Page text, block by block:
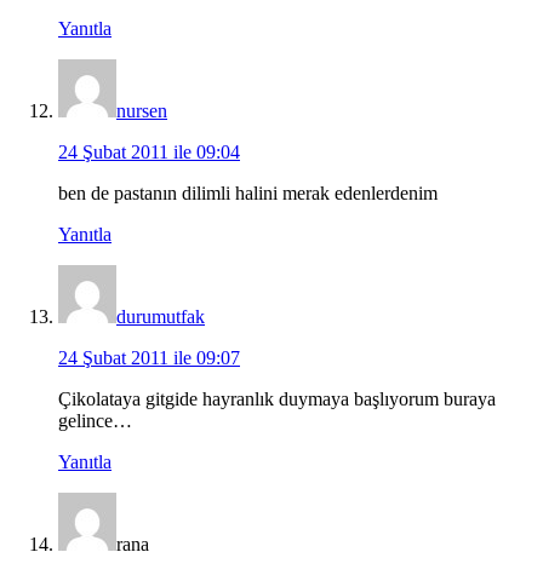
Yanıtla
nursen
24 Şubat 2011 ile 09:04
ben de pastanın dilimli halini merak edenlerdenim
Yanıtla
durumutfak
24 Şubat 2011 ile 09:07
Çikolataya gitgide hayranlık duymaya başlıyorum buraya
gelince…
Yanıtla
rana